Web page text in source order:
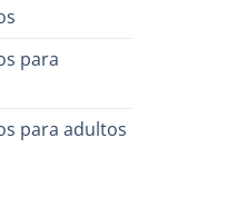
para
para adultos